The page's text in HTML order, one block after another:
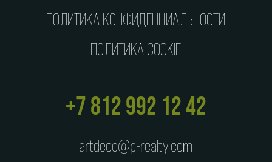
ПОЛИТИКА КОНФИДЕНЦИАЛЬНОСТИ
ПОЛИТИКА COOKIE
+7 812 992 12 42
artdeco@p-realty.com